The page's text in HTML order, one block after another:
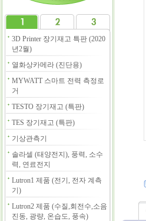
3D Printer 장기재고 특판 (2020
년2월)
열화상카메라 (진단용)
MYWATT 스마트 전력 측정로
거
TESTO 장기재고 (특판)
TES 장기재고 (특판)
기상관측기
솔라셀 (태양전지), 풍력, 소수
력, 연료전지
Lutron1 제품 (전기, 전자 계측
기)
Lutron2 제품 (수질,회전수,소음
진동, 광량, 온습도, 풍속)